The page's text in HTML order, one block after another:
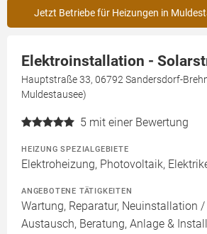
Jetzt Betriebe für Heizungen in
Elektroinstallation -
Hauptstraße 33, 06792 Sandersdorf-
Muldestausee)
5 mit einer Bewertung
HEIZUNG SPEZIALGEBIETE
Elektroheizung, Photovoltaik,
ANGEBOTENE TÄTIGKEITEN
Wartung, Reparatur, Neuinstallation /
Austausch, Beratung, Anlage &